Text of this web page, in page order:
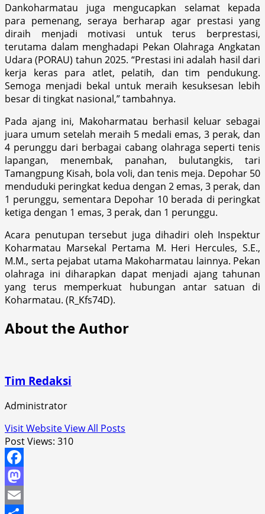
Dankoharmatau juga mengucapkan selamat kepada
para pemenang, seraya berharap agar prestasi yang
diraih menjadi motivasi untuk terus berprestasi,
terutama dalam menghadapi Pekan Olahraga Angkatan
Udara (PORAU) tahun 2025. “Prestasi ini adalah hasil dari
kerja keras para atlet, pelatih, dan tim pendukung.
Semoga menjadi bekal untuk meraih kesuksesan lebih
besar di tingkat nasional,” tambahnya.
Pada ajang ini, Makoharmatau berhasil keluar sebagai
juara umum setelah meraih 5 medali emas, 3 perak, dan
4 perunggu dari berbagai cabang olahraga seperti tenis
lapangan, menembak, panahan, bulutangkis, tari
Tamangpung Kisah, bola voli, dan tenis meja. Depohar 50
menduduki peringkat kedua dengan 2 emas, 3 perak, dan
1 perunggu, sementara Depohar 10 berada di peringkat
ketiga dengan 1 emas, 3 perak, dan 1 perunggu.
Acara penutupan tersebut juga dihadiri oleh Inspektur
Koharmatau Marsekal Pertama M. Heri Hercules, S.E.,
M.M., serta pejabat utama Makoharmatau lainnya. Pekan
olahraga ini diharapkan dapat menjadi ajang tahunan
yang terus memperkuat hubungan antar satuan di
Koharmatau. (R_Kfs74D).
About the Author
Tim Redaksi
Administrator
Visit WebsiteView All Posts
Post Views: 310
Facebook
Mastodon